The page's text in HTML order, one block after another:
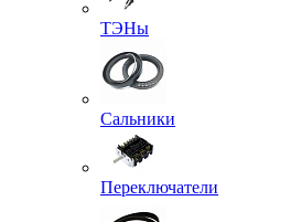
ТЭНы
Сальники
Переключатели